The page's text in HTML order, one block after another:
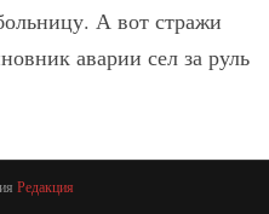
А вот стражи
аварии сел за руль
Редакция